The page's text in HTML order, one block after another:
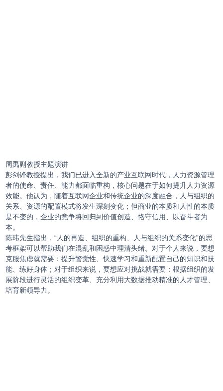
周禹副教授主题演讲
彭剑锋教授提出，我们已进入全新的产业互联网时代，人力资源管理
者的使命、责任、能力都面临重构，核心问题在于如何提升人力资源
效能。他认为，随着互联网企业和传统企业的深度融合，人与组织的
关系、资源的配置模式将发生深刻变化；但商业的本质和人性的本质
是不变的，企业的竞争将回归到价值创造、恪守信用、以奋斗者为
本。
陈玮先生指出，“人的再造、组织的重构、人与组织的关系变化”的思
考框架可以帮助我们在混乱和困惑中理清头绪。对于个人来说，要想
克服焦虑就需要：提升警觉性、快速学习和重新配置自己的知识和技
能、练好身体；对于组织来说，要想应对挑战就需要：根据组织的发
展阶段进行灵活的组织变革、充分利用大数据推动精准的人才管理、
培育新领导力。